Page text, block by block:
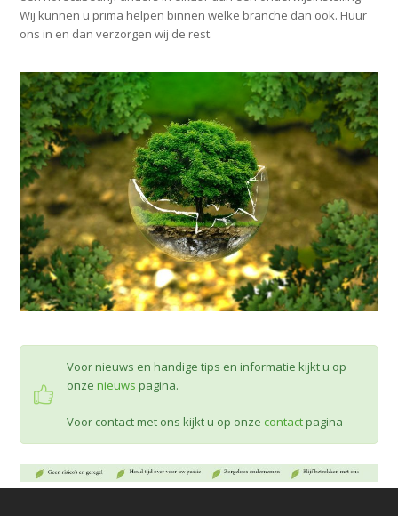
Wij kunnen u prima helpen binnen welke branche dan ook. Huur
ons in en dan verzorgen wij de rest.
Voor nieuws en handige tips en informatie kijkt u op
onzenieuws pagina.
Voor contact met ons kijkt u op onze contactpagina